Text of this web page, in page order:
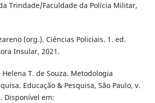
Trindade/Faculdade da Polícia Militar,
(org.). Ciências Policiais. 1. ed.
Insular, 2021.
Helena T. de Souza. Metodologia
Educação & Pesquisa, São Paulo, v.
Disponível em: